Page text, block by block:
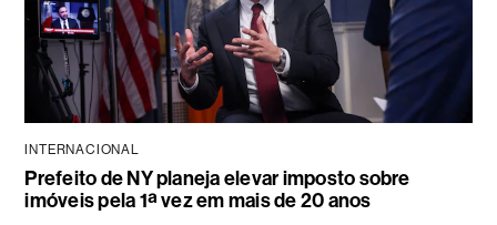
INTERNACIONAL
Prefeito de NY planeja elevar imposto sobre
imóveis pela 1ª vez em mais de 20 anos